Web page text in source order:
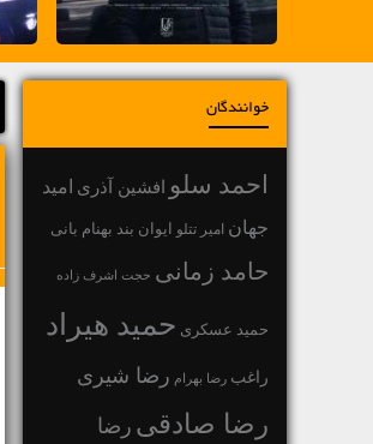
خوانندگان
احمد سلو افشین آذری امید
جهان امیر تتلو ایوان بند بهنام بانی
حامد زمانی حجت اشرف زاده
حمید عسکری حمید هیراد
راغب رضا بهرام رضا شیری
رضا صادقی رضا